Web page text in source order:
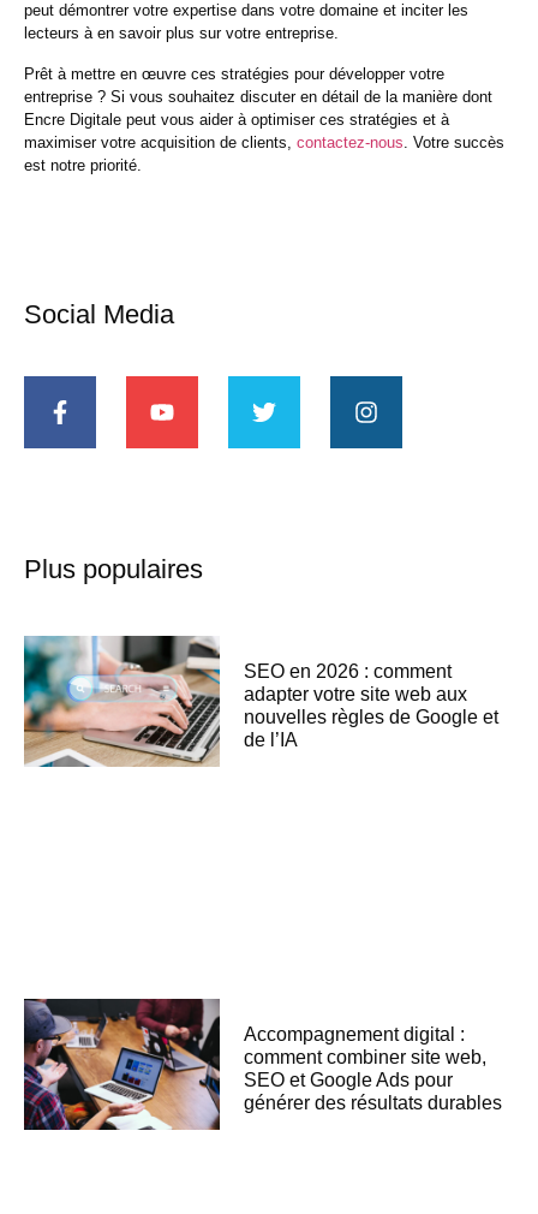
peut démontrer votre expertise dans votre domaine et inciter les
lecteurs à en savoir plus sur votre entreprise.
Prêt à mettre en œuvre ces stratégies pour développer votre
entreprise ? Si vous souhaitez discuter en détail de la manière dont
Encre Digitale peut vous aider à optimiser ces stratégies et à
maximiser votre acquisition de clients, contactez-nous . Votre succès
est notre priorité.
Social Media
Plus populaires
SEO en 2026 : comment
adapter votre site web aux
nouvelles règles de Google et
de l’IA
Accompagnement digital :
comment combiner site web,
SEO et Google Ads pour
générer des résultats durables